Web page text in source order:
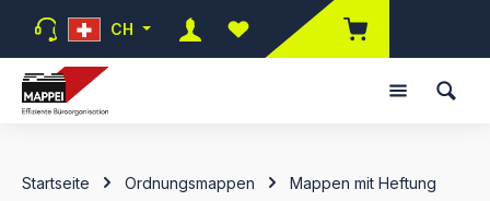
Zum Hauptinhalt springen
CH
Du hast 0 Produkte auf dem
Startseite Ordnungsmappen Mappen mit Heftung